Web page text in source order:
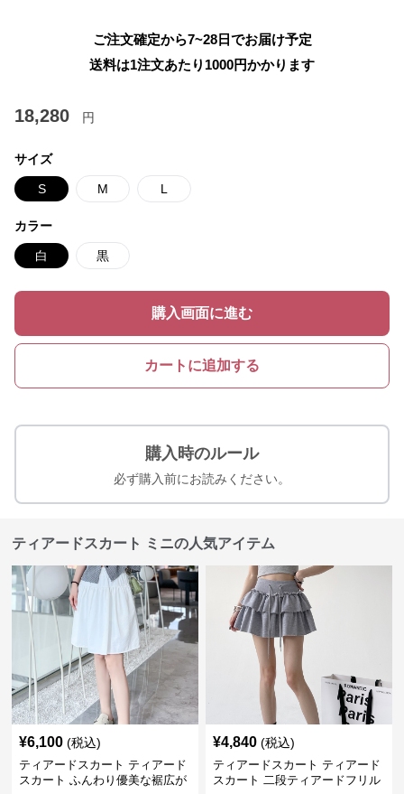
ご注文確定から7~28日でお届け予定
送料は1注文あたり 1000円かかります
18,280 円
サイズ
S M L
カラー
白 黒
購入画面に進む
カートに追加する
購入時のルール
必ず購入前にお読みください。
ティアードスカート ミニの人気アイテム
¥6,100 (税込)
ティアードスカート ティアード
スカート ふんわり優美な裾広が
¥4,840 (税込)
ティアードスカート ティアード
スカート 二段ティアードフリル